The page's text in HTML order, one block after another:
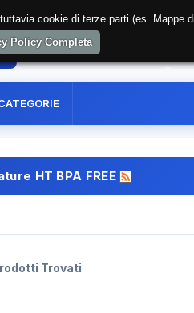
REGISTRAZIONE UTENTE
HT BPA FREE
Trovati
cookie di terze parti (es. Mappe
Policy Completa